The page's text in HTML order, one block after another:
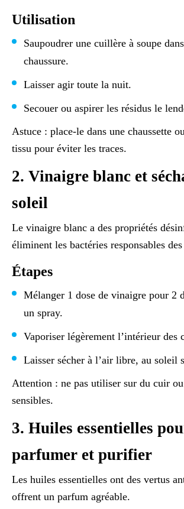
Utilisation
Saupoudrer une cuillère à soupe
chaussure.
Laisser agir toute la nuit.
Secouer ou aspirer les résidus le
Astuce : place-le dans une chaussette
tissu pour éviter les traces.
2. Vinaigre blanc et
soleil
Le vinaigre blanc a des propriétés
éliminent les bactéries responsables
Étapes
Mélanger 1 dose de vinaigre pour 2
un spray.
Vaporiser légèrement l’intérieur des
Laisser sécher à l’air libre, au soleil
Attention : ne pas utiliser sur du cuir ou
sensibles.
3. Huiles essentielles
parfumer et purifier
Les huiles essentielles ont des vertus
offrent un parfum agréable.